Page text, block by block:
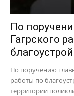
По
Гагрского
По поручению
работы по
территории